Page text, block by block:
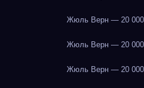
Жюль Верн — 20 000
Жюль Верн — 20 000
Жюль Верн — 20 000